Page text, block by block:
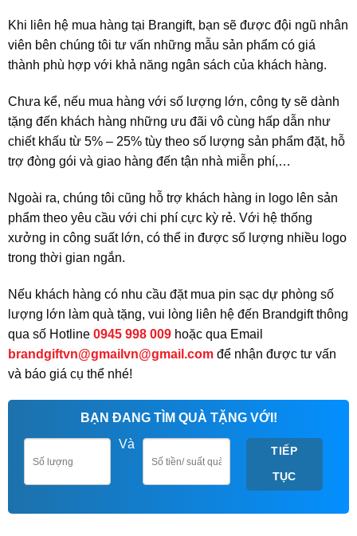
Khi liên hệ mua hàng tại Brangift, bạn sẽ được đội ngũ nhân
viên bên chúng tôi tư vấn những mẫu sản phẩm có giá
thành phù hợp với khả năng ngân sách của khách hàng.
Chưa kể, nếu mua hàng với số lượng lớn, công ty sẽ dành
tặng đến khách hàng những ưu đãi vô cùng hấp dẫn như
chiết khấu từ 5% – 25% tùy theo số lượng sản phẩm đặt, hỗ
trợ đòng gói và giao hàng đến tận nhà miễn phí,…
Ngoài ra, chúng tôi cũng hỗ trợ khách hàng in logo lên sản
phẩm theo yêu cầu với chi phí cực kỳ rẻ. Với hệ thống
xưởng in công suất lớn, có thể in được số lượng nhiều logo
trong thời gian ngắn.
Nếu khách hàng có nhu cầu đặt mua pin sạc dự phòng số
lượng lớn làm quà tặng, vui lòng liên hệ đến Brandgift thông
qua số Hotline 0945 998 009hoặc qua Email
brandgiftvn@gmailvn@gmail.comđể nhận được tư vấn
và báo giá cụ thể nhé!
BẠN ĐANG TÌM QUÀ TẶNG VỚI!
Và
TIẾP
TỤC